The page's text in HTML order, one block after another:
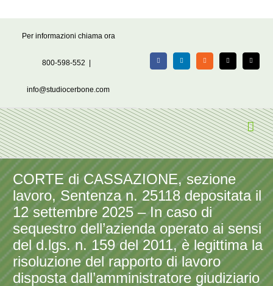
Per informazioni chiama ora
800-598-552
info@studiocerbone.com
FacebookLinkedIn Rss X Email
CORTE di CASSAZIONE, sezione
lavoro, Sentenza n. 25118 depositata il
12 settembre 2025 – In caso di
sequestro dell’azienda operato ai sensi
del d.lgs. n. 159 del 2011, è legittima la
risoluzione del rapporto di lavoro
disposta dall’amministratore giudiziario